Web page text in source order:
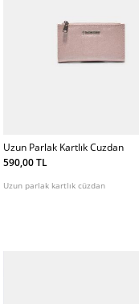
Uzun Parlak Kartlık Cuzdan
590,00 TL
Uzun parlak kartlık cüzdan